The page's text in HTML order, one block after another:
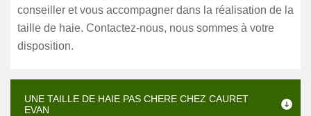
conseiller et vous accompagner dans la réalisation de la
taille de haie. Contactez-nous, nous sommes à votre
disposition.
UNE TAILLE DE HAIE PAS CHERE CHEZ CAURET
EVAN